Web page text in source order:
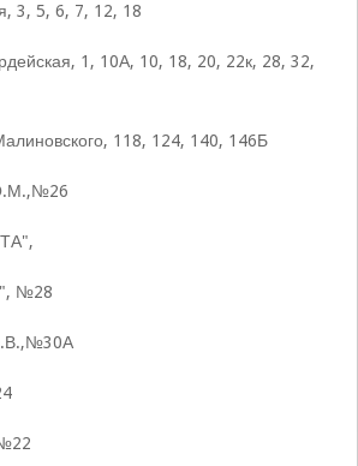
3, 5, 6, 7, 12, 18
1, 10А, 10, 18, 20, 22к, 28, 32,
118, 124, 140, 146Б
№28